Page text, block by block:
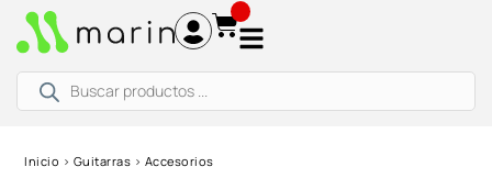
productos
Inicio › Guitarras › Accesorios